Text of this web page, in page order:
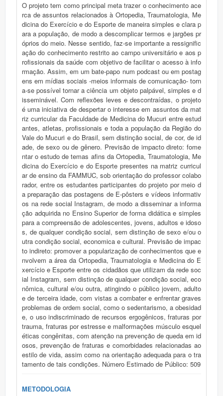
O projeto tem como principal meta trazer o conhecimento ace
rca de assuntos relacionados à Ortopedia, Traumatologia, Me
dicina do Exercício e do Esporte de maneira simples e clara p
ara a população, de modo a descomplicar termos e jargões pr
óprios do meio. Nesse sentido, faz-se importante a ressignific
ação do conhecimento restrito ao campo universitário e aos p
rofissionais da saúde com objetivo de facilitar o acesso à info
rmação. Assim, em um bate-papo num podcast ou em postag
ens em mídias sociais -meios informais de comunicação- torn
a-se possível tornar a ciência um objeto palpável, simples e d
isseminável. Com reflexões leves e descontraídas, o projeto
é uma iniciativa de despertar o interesse em assuntos da mat
riz curricular da Faculdade de Medicina do Mucuri entre estud
antes, atletas, profissionais e toda a população da Região do
Vale do Mucuri e do Brasil, sem distinção social, de cor, de id
ade, de sexo ou de gênero. Previsão de impacto direto: fome
ntar o estudo de temas afins da Ortopedia, Traumatologia, Me
dicina do Exercício e do Esporte presentes na matriz curricul
ar de ensino da FAMMUC, sob orientação do professor colabo
rador, entre os estudantes participantes do projeto por meio d
a preparação das postagens de E-pôsters e vídeos informativ
os na rede social Instagram, de modo a disseminar a informa
ção adquirida no Ensino Superior de forma didática e simples
para a compreensão de adolescentes, jovens, adultos e idoso
s, de qualquer condição social, sem distinção de sexo e/ou o
utra condição social, economica e cultural. Previsão de impac
to indireto: promover a popularização de conhecimentos que e
nvolvem a área da Ortopedia, Traumatologia e Medicina do E
xercício e Esporte entre os cidadãos que utilizam da rede soc
ial Instagram, sem distinção de qualquer condição social, eco
nômica, cultural e/ou outra, atingindo o público jovem, adulto
e de terceira idade, com vistas a combater e enfrentar graves
problemas de ordem social, como o sedentarismo, a obesidad
e, o uso indiscriminado de recursos ergogênicos, fraturas por
trauma, fraturas por estresse e malformações músculo esquel
éticas congênitas, com atenção na prevenção de queda em id
osos, prevenção de fraturas e comorbidades relacionadas ao
estilo de vida, assim como na orientação adequada para o tra
tamento de tais condições. Número Estimado de Público: 509
METODOLOGIA